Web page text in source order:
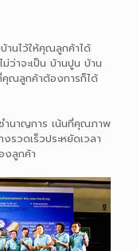
นไว้ให้คุณลูกค้าได้
ณลูกค้าต้องการก็ได้
นาญการ เน้นที่คุณภาพ
งลูกค้า
านไว้ให้คุณลูกค้าได้
ว่าจะเป็น บ้านปูน บ้าน
คุณลูกค้าต้องการก็ได้
ำนาญการ เน้นที่คุณภาพ
วดเร็วประหยัดเวลา
งลูกค้า